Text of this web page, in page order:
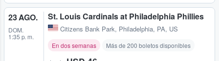
23 AGO.
DOM.
1:35 p. m.
St. Louis Cardinals at Philadelphia Phillies
Citizens Bank Park, Philadelphia, PA, US
En dos semanas Más de 200 boletos disponibles